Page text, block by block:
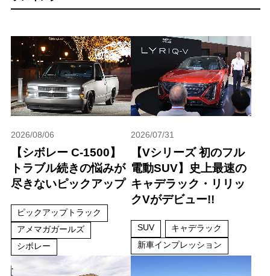
2026/08/06
【シボレー C-1500】
トラブル続きの悩みが
尽きないピックアップ
ピックアップトラック
アメマガガールズ
シボレー
2026/07/31
【Vシリーズ 初のフル
電動SUV】史上最速の
キャデラック・リリッ
クVがデビュー!!
SUV
キャデラック
新車インプレッション